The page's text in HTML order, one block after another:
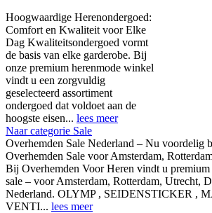
Hoogwaardige Herenondergoed:
Comfort en Kwaliteit voor Elke
Dag Kwaliteitsondergoed vormt
de basis van elke garderobe. Bij
onze premium herenmode winkel
vindt u een zorgvuldig
geselecteerd assortiment
ondergoed dat voldoet aan de
hoogste eisen... lees meer
Naar categorie Sale
Overhemden Sale Nederland – Nu voordelig
Overhemden Sale voor Amsterdam,
Bij Overhemden Voor Heren vindt u premium
sale – voor Amsterdam, Rotterdam, Utrecht,
Nederland. OLYMP , SEIDENSTICKER ,
VENTI... lees meer